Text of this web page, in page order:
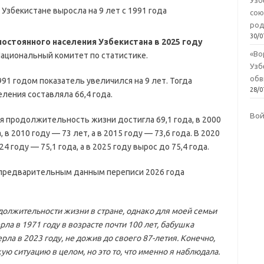
населения Узбекистана в 2025 году
комитет по статистике.
годом показатель увеличился на 9 лет. Тогда
составляла 66,4 года.
продолжительность жизни достигла 69,1 года, в 2000
2010 году — 73 лет, а в 2015 году — 73,6 года. В 2020
году — 75,1 года, а в 2025 году вырос до 75,4 года.
данным переписи 2026 года
жизни в стране, однако для моей семьи
в 1971 году в возрасте почти 100 лет, бабушка
в 2023 году, не дожив до своего 87-летия. Конечно,
ситуацию в целом, но это то, что именно я наблюдала.
30/
28/